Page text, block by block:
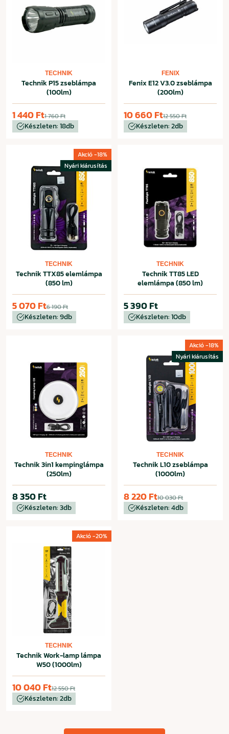
TECHNIK
Technik P15 zseblámpa
(100lm)
1 760 Ft
1 440 Ft
Készleten: 18db
FENIX
Fenix E12 V3.0 zseblámpa
(200lm)
12 550 Ft
10 660 Ft
Készleten: 2db
Akció -18%
Nyári kiárusítás
TECHNIK
Technik TTX85 elemlámpa
(850 lm)
6 190 Ft
5 070 Ft
Készleten: 9db
TECHNIK
Technik TT85 LED
elemlámpa (850 lm)
5 390 Ft
Készleten: 10db
TECHNIK
Technik 3in1 kempinglámpa
(250lm)
8 350 Ft
Készleten: 3db
Akció -18%
Nyári kiárusítás
TECHNIK
Technik L10 zseblámpa
(1000lm)
10 030 Ft
8 220 Ft
Készleten: 4db
Akció -20%
TECHNIK
Technik Work-lamp lámpa
W50 (1000lm)
12 550 Ft
10 040 Ft
Készleten: 2db